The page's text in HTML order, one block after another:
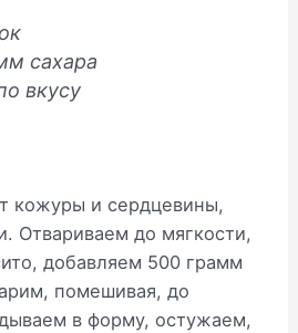
сахара
вкусу
кожуры и сердцевины,
Отвариваем до мягкости,
добавляем 500 грамм
помешивая, до
в форму, остужаем,